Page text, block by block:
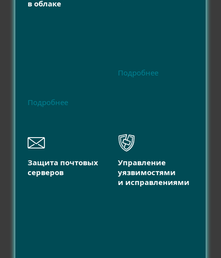
в облаке
Подробнее
Подробнее
Защита почтовых
серверов
Управление
уязвимостями
и исправлениями